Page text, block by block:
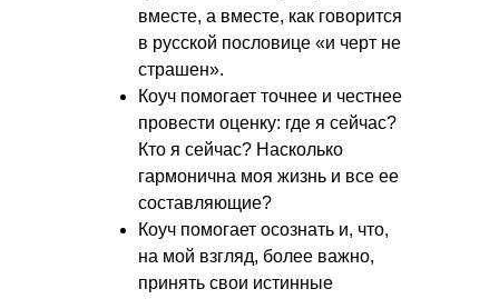
вместе, а вместе, как говорится
в русской пословице «и черт не
страшен».
Коуч помогает точнее и честнее
провести оценку: где я сейчас?
Кто я сейчас? Насколько
гармонична моя жизнь и все ее
составляющие?
Коуч помогает осознать и, что,
на мой взгляд, более важно,
принять свои истинные